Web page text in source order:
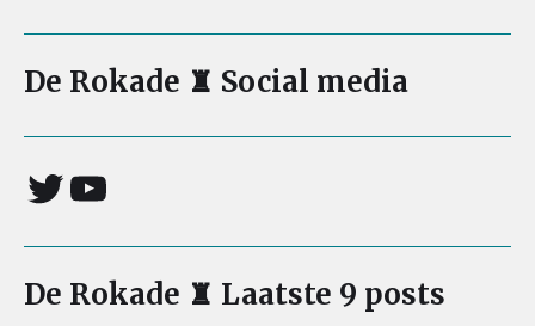
De Rokade ♜ Social media
De Rokade ♜ Laatste 9 posts